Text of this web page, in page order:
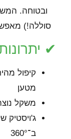
סוללה!)
✔
קיפול
מטען
משקל נוצה – רק 15.5
ג'ויסטיק
ב־360°